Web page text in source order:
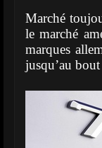
Marché
le marché
marques
jusqu’au